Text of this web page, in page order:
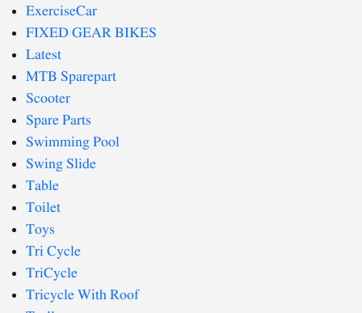
ExerciseCar
FIXED GEAR BIKES
Latest
MTB Sparepart
Scooter
Spare Parts
Swimming Pool
Swing Slide
Table
Toilet
Toys
Tri Cycle
TriCycle
Tricycle With Roof